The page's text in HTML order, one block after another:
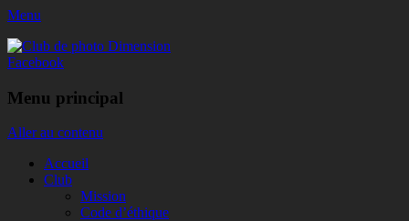
Menu
Club de photo Dimension
Facebook
Menu principal
Aller au contenu
Accueil
Club
Mission
Code d’éthique